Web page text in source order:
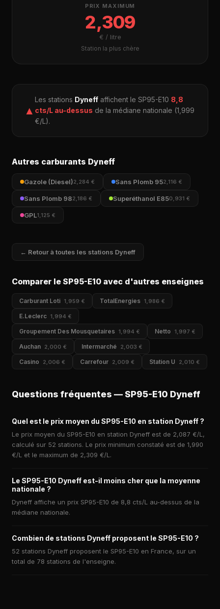
PRIX MAXIMUM
2,309
€ / litre
Station la plus chère
▲
Les stations Dyneff affichent le SP95-E10 8,8
cts/L au-dessus de la médiane nationale (1,999
€/L).
Autres carburants Dyneff
Gazole (Diesel)2,284 € Sans Plomb 952,116 €
Sans Plomb 982,186 € Superéthanol E850,931 €
GPL1,125 €
← Retour à toutes les stations Dyneff
Comparer le SP95-E10 avec d'autres enseignes
Carburant Loti 1,959 € TotalEnergies 1,986 €
E.Leclerc 1,994 €
Groupement Des Mousquetaires 1,994 € Netto 1,997 €
Auchan 2,000 € Intermarché 2,003 €
Casino 2,006 € Carrefour 2,009 € Station U 2,010 €
Questions fréquentes — SP95-E10 Dyneff
Quel est le prix moyen du SP95-E10 en station Dyneff ?
Le prix moyen du SP95-E10 en station Dyneff est de 2,087 €/L,
calculé sur 52 stations. Le prix minimum constaté est de 1,990
€/L et le maximum de 2,309 €/L.
Le SP95-E10 Dyneff est-il moins cher que la moyenne
nationale ?
Dyneff affiche un prix SP95-E10 de 8,8 cts/L au-dessus de la
médiane nationale.
Combien de stations Dyneff proposent le SP95-E10 ?
52 stations Dyneff proposent le SP95-E10 en France, sur un
total de 78 stations de l'enseigne.